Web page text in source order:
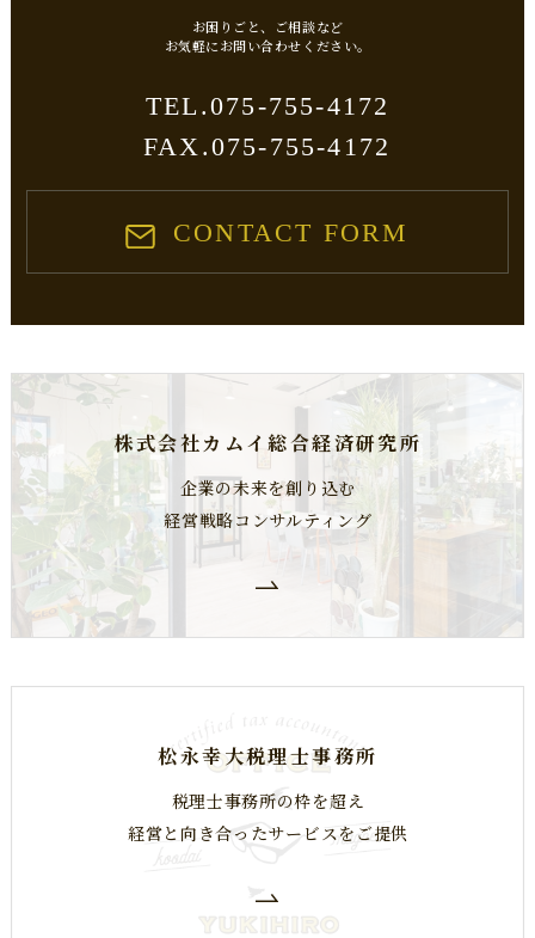
お困りごと、ご相談など
​​​​​​​お気軽にお問い合わせください。
TEL.075-755-4172
FAX.075-755-4172
CONTACT FORM
株式会社カムイ総合経済研究所
企業の未来を創り込む
経営戦略コンサルティング
松永幸大税理士事務所
税理士事務所の枠を超え
​​​​​​​経営と向き合ったサービスをご提供